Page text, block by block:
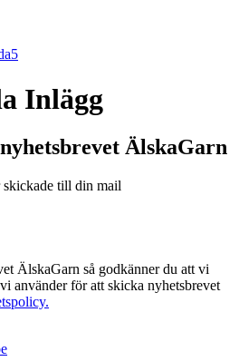
5
Inlägg
ÄlskaGarn
skickade till din mail
ÄlskaGarn så godkänner du att vi
använder för att skicka nyhetsbrevet